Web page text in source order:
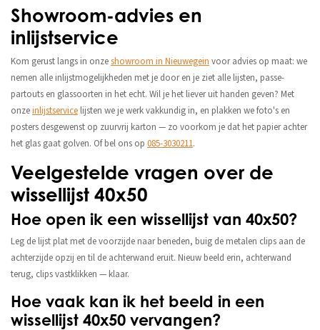
Showroom-advies en
inlijstservice
Kom gerust langs in onzeshowroom in Nieuwegein voor advies op maat: we
nemen alle inlijstmogelijkheden met je door en je ziet alle lijsten, passe-
partouts en glassoorten in het echt. Wil je het liever uit handen geven? Met
onzeinlijstservicelijsten we je werk vakkundig in, en plakken we foto's en
posters desgewenst op zuurvrij karton — zo voorkom je dat het papier achter
het glas gaat golven. Of bel ons op 085-3030211.
Veelgestelde vragen over de
wissellijst 40x50
Hoe open ik een wissellijst van 40x50?
Leg de lijst plat met de voorzijde naar beneden, buig de metalen clips aan de
achterzijde opzij en til de achterwand eruit. Nieuw beeld erin, achterwand
terug, clips vastklikken — klaar.
Hoe vaak kan ik het beeld in een
wissellijst 40x50 vervangen?